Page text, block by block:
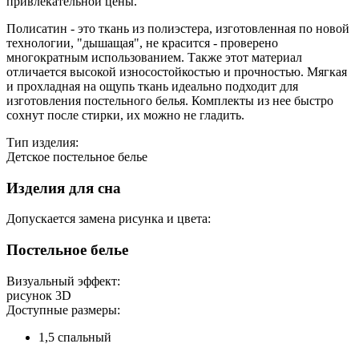
Полисатин - это ткань из полиэстера, изготовленная по новой
технологии, "дышащая", не красится - проверено
многократным использованием. Также этот материал
отличается высокой износостойкостью и прочностью. Мягкая
и прохладная на ощупь ткань идеально подходит для
изготовления постельного белья. Комплекты из нее быстро
сохнут после стирки, их можно не гладить.
Тип изделия:
Детское постельное белье
Изделия для сна
Допускается замена рисунка и цвета:
Постельное белье
Визуальный эффект:
рисунок 3D
Доступные размеры:
1,5 спальный